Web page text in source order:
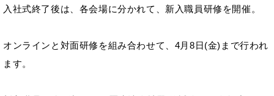
入社式終了後は、各会場に分かれて、新入職員研修を開催。
オンラインと対面研修を組み合わせて、4月8日(金)まで行われ
ます。